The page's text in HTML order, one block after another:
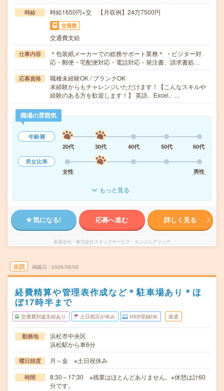
時給 時給1650円+交 【月収例】24万7500円
交通費
交通費支給
仕事内容
＊包装紙メーカーでの総務サポート業務＊ ・ビジター対
応・郵便・宅配便対応・電話対応・発注書、請求書処…
応募資格
職種未経験OK / ブランクOK
未経験からもチャレンジいただけます！【こんなスキルや
経験のある方を歓迎します！】 英語、Excel。…
職場の雰囲気
年齢層
20代
30代 40代 50代
60代
男女比率
女性
男性
もっと見る
気になる! 応募へ進む 詳しく見る
派遣会社 株式会社スタッフサービス・エンジニアリング
未読 掲載日 2026/08/05
経費精算や管理表作成など＊駐車場あり＊ほ
ぼ17時半まで
交通費別途支給あり 土日祝日が休み WEB登録OK 派遣
勤務地
浜松市中央区
浜松駅から車6分
曜日頻度 月～金 ※土日祝休み
時間
8:30～17:30 ※残業はほとんどありません。※休憩は計60
分です。